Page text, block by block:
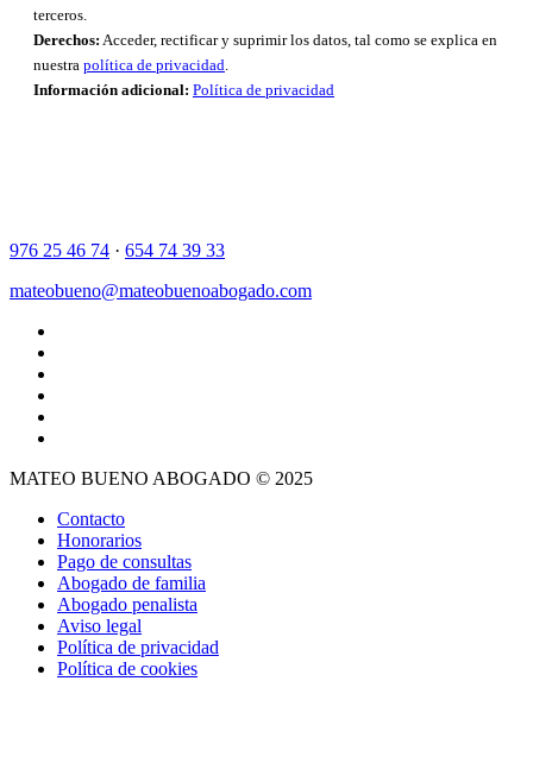
terceros.
Derechos: Acceder, rectificar y suprimir los datos, tal como se explica en
nuestra política de privacidad
Información adicional: Política de privacidad
976 25 46 74 · 654 74 39 33
mateobueno@mateobuenoabogado.com
MATEO BUENO ABOGADO © 2025
Contacto
Honorarios
Pago de consultas
Abogado de familia
Abogado penalista
Aviso legal
Política de privacidad
Política de cookies